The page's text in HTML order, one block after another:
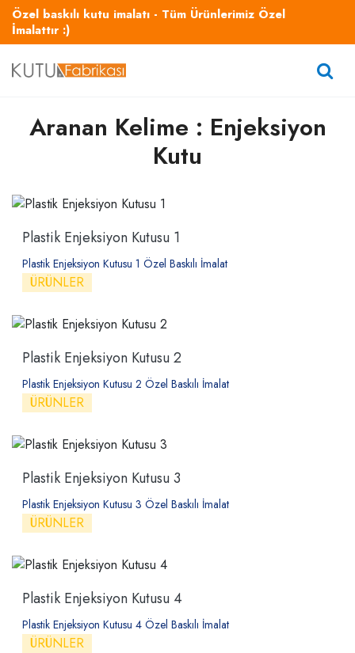
Özel baskılı kutu imalatı - Tüm Ürünlerimiz Özel
İmalattır :)
Aranan Kelime : Enjeksiyon
Kutu
Plastik Enjeksiyon Kutusu 1
Plastik Enjeksiyon Kutusu 1 Özel Baskılı İmalat
ÜRÜNLER
Plastik Enjeksiyon Kutusu 2
Plastik Enjeksiyon Kutusu 2 Özel Baskılı İmalat
ÜRÜNLER
Plastik Enjeksiyon Kutusu 3
Plastik Enjeksiyon Kutusu 3 Özel Baskılı İmalat
ÜRÜNLER
Plastik Enjeksiyon Kutusu 4
Plastik Enjeksiyon Kutusu 4 Özel Baskılı İmalat
ÜRÜNLER